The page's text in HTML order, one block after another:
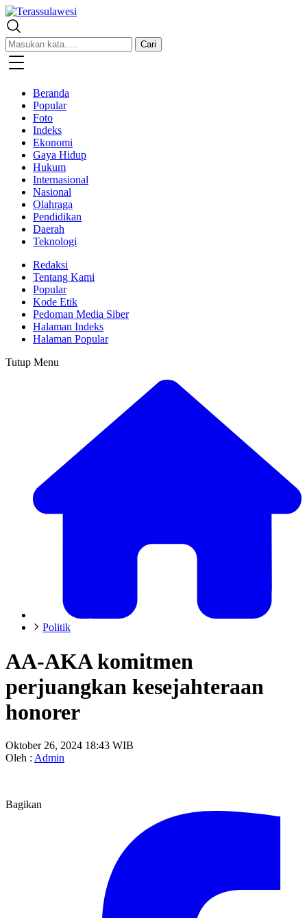
Terassulawesi
Kabar Menginspirasi
Cari
Beranda
Popular
Foto
Indeks
Ekonomi
Gaya Hidup
Hukum
Internasional
Nasional
Olahraga
Pendidikan
Daerah
Teknologi
Redaksi
Tentang Kami
Popular
Kode Etik
Pedoman Media Siber
Halaman Indeks
Halaman Popular
Tutup Menu
Politik
AA-AKA komitmen
perjuangkan kesejahteraan
honorer
Oktober 26, 2024 18:43 WIB
Oleh : Admin
Bagikan